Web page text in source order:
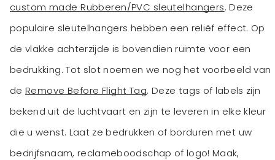
custom made Rubberen/PVC sleutelhangers. Deze
populaire sleutelhangers hebben een reliëf effect. Op
de vlakke achterzijde is bovendien ruimte voor een
bedrukking. Tot slot noemen we nog het voorbeeld van
deRemove Before Flight Tag. Deze tags of labels zijn
bekend uit de luchtvaart en zijn te leveren in elke kleur
die u wenst. Laat ze bedrukken of borduren met uw
bedrijfsnaam, reclameboodschap of logo! Maak,